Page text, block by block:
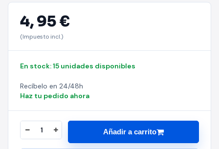
4,95 €
(Impuesto incl.)
En stock: 15 unidades disponibles
Recíbelo en 24/48h
Haz tu pedido ahora
Añadir a carrito